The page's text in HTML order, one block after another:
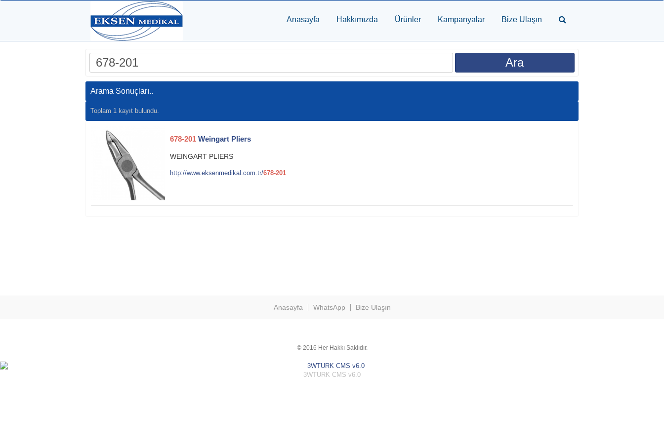
Anasayfa Hakkımızda Ürünler Kampanyalar Bize Ulaşın
Arama Sonuçları..
Toplam 1 kayıt bulundu.
678-201 Weingart Pliers
WEINGART PLIERS
http://www.eksenmedikal.com.tr/678-201
Anasayfa WhatsApp Bize Ulaşın
© 2016 Her Hakkı Saklıdır.
3WTURK CMS v6.0